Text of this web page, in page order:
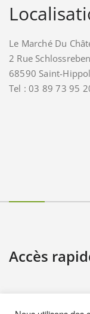
Le Marché Du
2 Rue Schlossreben
68590 Saint-
Tel : 03 89 73 95
Accès